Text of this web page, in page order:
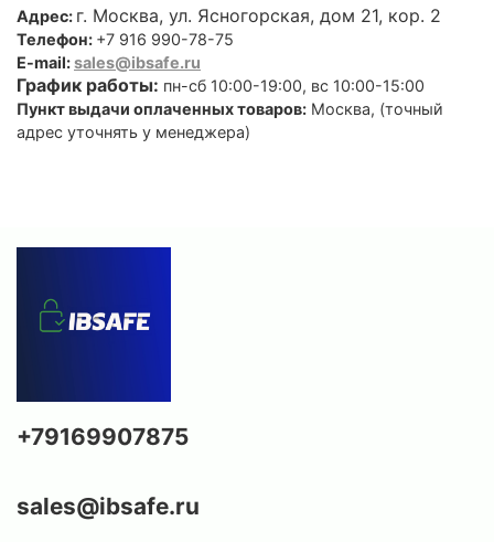
Адрес: г. Москва, ул. Ясногорская, дом 21, кор. 2
Телефон: +7 916 990-78-75
E-mail:sales@ibsafe.ru
График работы: пн-сб 10:00-19:00, вс 10:00-15:00
Пункт выдачи оплаченных товаров: Москва, (точный
адрес уточнять у менеджера)
+79169907875
sales@ibsafe.ru